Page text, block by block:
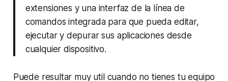
extensiones y una interfaz de la línea de
comandos integrada para que pueda editar,
ejecutar y depurar sus aplicaciones desde
cualquier dispositivo.
Puede resultar muy util cuando no tienes tu equipo